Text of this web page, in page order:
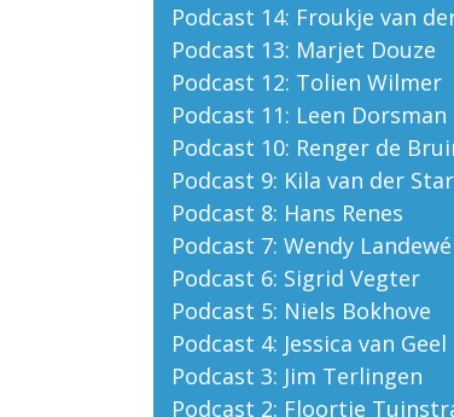
Podcast 14: Froukje van
Podcast 13: Marjet Douze
Podcast 12: Tolien Wilmer
Podcast 11: Leen Dorsman
Podcast 10: Renger de
Podcast 9: Kila van der
Podcast 8: Hans Renes
Podcast 7: Wendy Landewé
Podcast 6: Sigrid Vegter
Podcast 5: Niels Bokhove
Podcast 4: Jessica van Geel
Podcast 3: Jim Terlingen
Podcast 2: Floortje